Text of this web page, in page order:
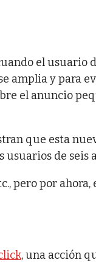
el usuario
amplia y para
el anuncio
que esta
de seis a
pero por ahora,
, una acción